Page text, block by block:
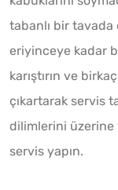
tabanlı bir tavada
eriyinceye kadar
karıştırın ve
çıkartarak servis
dilimlerini üzerine
servis yapın.